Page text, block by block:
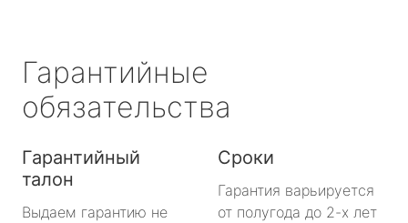
Гарантийные
обязательства
Гарантийный
талон
Выдаем гарантию не
Сроки
Гарантия варьируется
от полугода до 2-х лет